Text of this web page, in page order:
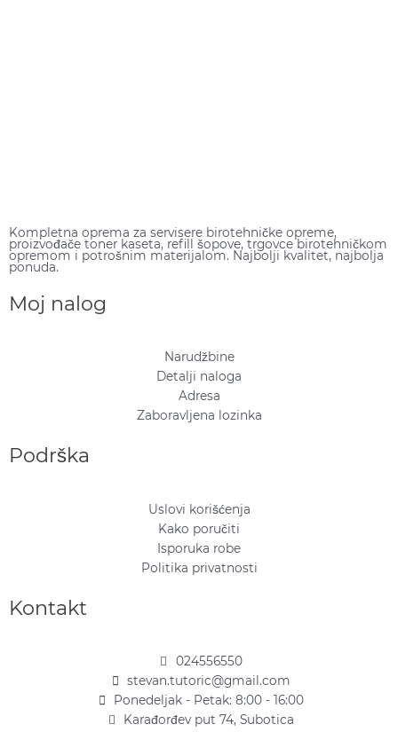
Kompletna oprema za servisere birotehničke opreme,
proizvođače toner kaseta, refill šopove, trgovce birotehničkom
opremom i potrošnim materijalom. Najbolji kvalitet, najbolja
ponuda.
Moj nalog
Narudžbine
Detalji naloga
Adresa
Zaboravljena lozinka
Podrška
Uslovi korišćenja
Kako poručiti
Isporuka robe
Politika privatnosti
Kontakt
024556550
stevan.tutoric@gmail.com
Ponedeljak - Petak: 8:00 - 16:00
Karađorđev put 74, Subotica